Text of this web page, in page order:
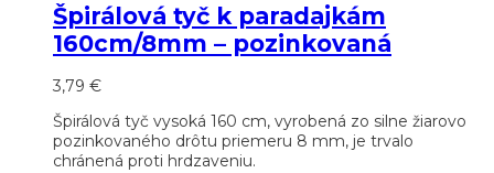
Špirálová tyč k paradajkám
160cm/8mm – pozinkovaná
3,79 €
Špirálová tyč vysoká 160 cm, vyrobená zo silne žiarovo
pozinkovaného drôtu priemeru 8 mm, je trvalo
chránená proti hrdzaveniu.